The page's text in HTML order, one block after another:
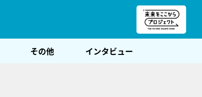
その他 インタビュー